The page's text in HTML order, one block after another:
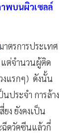
พบนผิวเซลล์
าตรการประเทศ
ต่จำนวนผู้ติด
งแรกๆ) ดังนั้น
ประจำ การล้าง
ง ยังคงเป็น
ดวัคซีนแล้วกี่